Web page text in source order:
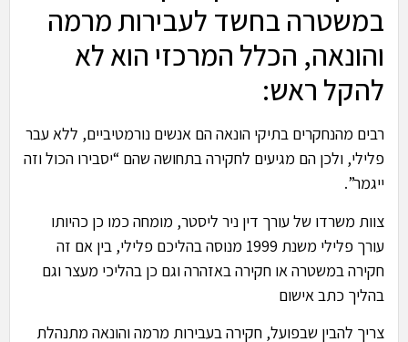
במשטרה בחשד לעבירות מרמה
והונאה, הכלל המרכזי הוא לא
להקל ראש:
רבים מהנחקרים בתיקי הונאה הם אנשים נורמטיביים, ללא עבר
פלילי, ולכן הם מגיעים לחקירה בתחושה שהם “יסבירו הכול וזה
ייגמר”.
צוות משרדו של עורך דין ניר ליסטר, מומחה כמו כן כהיותו
עורך פלילי משנת 1999 מנוסה בהליכם פלילי, בין אם זה
חקירה במשטרה או חקירה באזהרה וגם כן בהליכי מעצר וגם
בהליך כתב אישום
צריך להבין שבפועל, חקירה בעבירות מרמה והונאה מתנהלת